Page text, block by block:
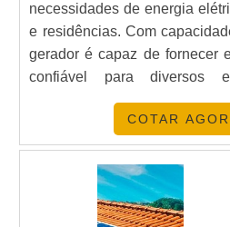
necessidades de energia
e residências. Com
gerador é capaz de fornecer
confiável para diversos
sistemas.O gerador 7 kva
Geradores é ideal para
de uma potência maior,
comércios e eventos. Sua
garante um funcionamento
evitando interrupções e
COTAR